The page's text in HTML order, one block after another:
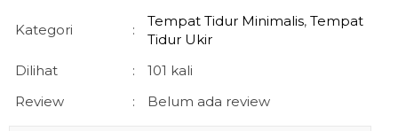
Kategori :
Tempat Tidur Minimalis, Tempat
Tidur Ukir
Dilihat
:
101 kali
Review
: Belum ada review